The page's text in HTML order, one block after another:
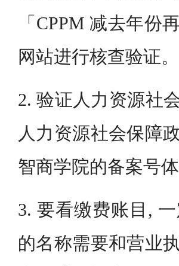
「CPPM 减去年份
网站进行核查验证。
2. 验证人力资源社
人力资源社会保障
智商学院的备案号
3. 要看缴费账目,
的名称需要和营业